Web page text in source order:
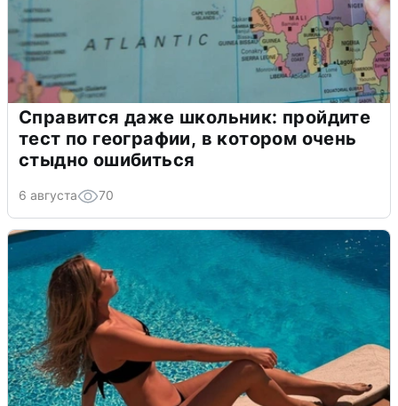
Справится даже школьник: пройдите
тест по географии, в котором очень
стыдно ошибиться
6 августа 70